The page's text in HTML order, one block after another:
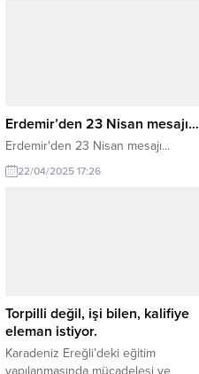
Erdemir’den 23 Nisan mesajı…
Erdemir'den 23 Nisan mesajı...
22/04/2025 17:26
Torpilli değil, işi bilen, kalifiye
eleman istiyor.
Karadeniz Ereğli’deki eğitim
yapılanmasında mücadelesi ve